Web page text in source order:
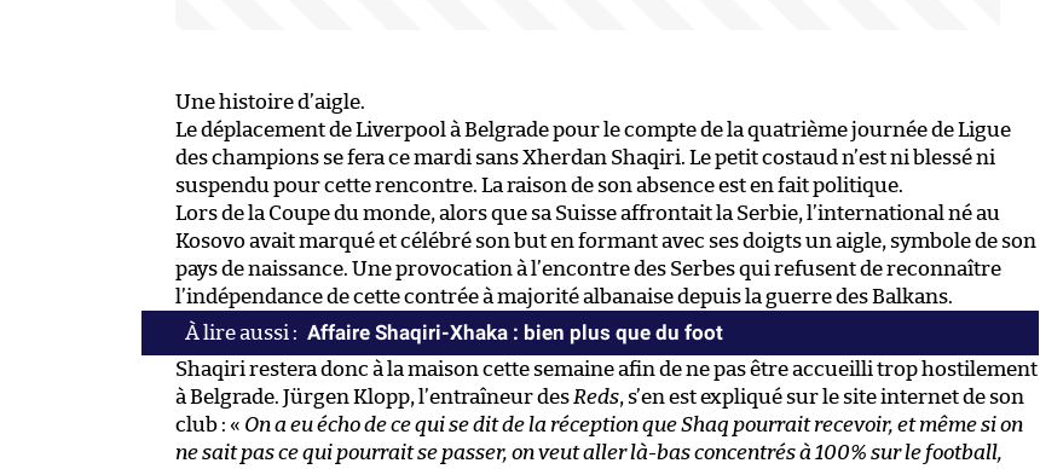
Une histoire d’aigle.
Le déplacement de Liverpool à Belgrade pour le compte de la quatrième journée de Ligue
des champions se fera ce mardi sans Xherdan Shaqiri. Le petit costaud n’est ni blessé ni
suspendu pour cette rencontre. La raison de son absence est en fait politique.
Lors de la Coupe du monde, alors que sa Suisse affrontait la Serbie, l’international né au
Kosovo avait marqué et célébré son but en formant avec ses doigts un aigle, symbole de son
pays de naissance. Une provocation à l’encontre des Serbes qui refusent de reconnaître
l’indépendance de cette contrée à majorité albanaise depuis la guerre des Balkans.
Affaire Shaqiri-Xhaka : bien plus que du foot
Shaqiri restera donc à la maison cette semaine afin de ne pas être accueilli trop hostilement
à Belgrade. Jürgen Klopp, l’entraîneur des Reds, s’en est expliqué sur le site internet de son
club : « On a eu écho de ce qui se dit de la réception que Shaq pourrait recevoir, et même si on
ne sait pas ce qui pourrait se passer, on veut aller là-bas concentrés à 100% sur le football,